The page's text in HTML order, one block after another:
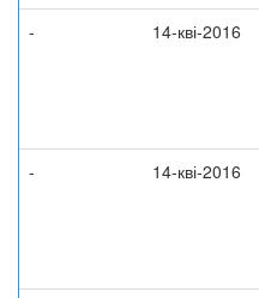
-
14-кві-2016
- 14-кві-2016